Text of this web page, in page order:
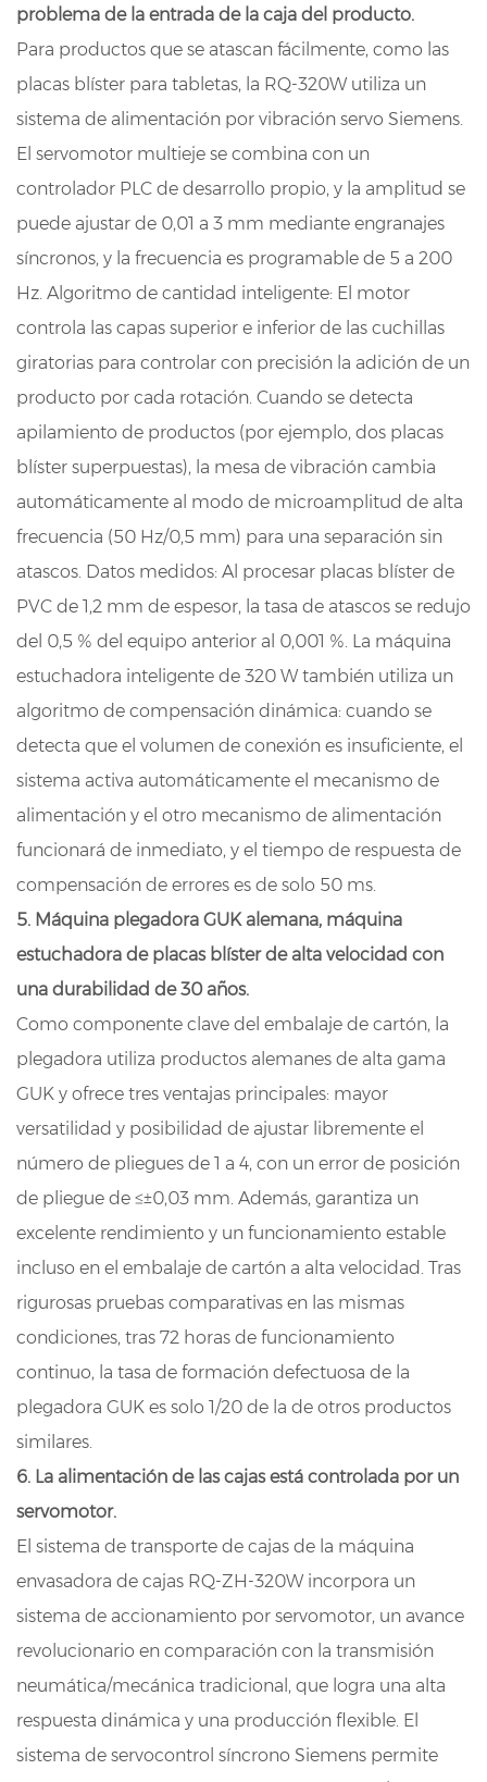
problema de la entrada de la caja del producto.
Para productos que se atascan fácilmente, como las
placas blíster para tabletas, la RQ-320W utiliza un
sistema de alimentación por vibración servo Siemens.
El servomotor multieje se combina con un
controlador PLC de desarrollo propio, y la amplitud se
puede ajustar de 0,01 a 3 mm mediante engranajes
síncronos, y la frecuencia es programable de 5 a 200
Hz. Algoritmo de cantidad inteligente: El motor
controla las capas superior e inferior de las cuchillas
giratorias para controlar con precisión la adición de un
producto por cada rotación. Cuando se detecta
apilamiento de productos (por ejemplo, dos placas
blíster superpuestas), la mesa de vibración cambia
automáticamente al modo de microamplitud de alta
frecuencia (50 Hz/0,5 mm) para una separación sin
atascos. Datos medidos: Al procesar placas blíster de
PVC de 1,2 mm de espesor, la tasa de atascos se redujo
del 0,5 % del equipo anterior al 0,001 %. La máquina
estuchadora inteligente de 320 W también utiliza un
algoritmo de compensación dinámica: cuando se
detecta que el volumen de conexión es insuficiente, el
sistema activa automáticamente el mecanismo de
alimentación y el otro mecanismo de alimentación
funcionará de inmediato, y el tiempo de respuesta de
compensación de errores es de solo 50 ms.
5. Máquina plegadora GUK alemana, máquina
estuchadora de placas blíster de alta velocidad con
una durabilidad de 30 años.
Como componente clave del embalaje de cartón, la
plegadora utiliza productos alemanes de alta gama
GUK y ofrece tres ventajas principales: mayor
versatilidad y posibilidad de ajustar libremente el
número de pliegues de 1 a 4, con un error de posición
de pliegue de ≤±0,03 mm. Además, garantiza un
excelente rendimiento y un funcionamiento estable
incluso en el embalaje de cartón a alta velocidad. Tras
rigurosas pruebas comparativas en las mismas
condiciones, tras 72 horas de funcionamiento
continuo, la tasa de formación defectuosa de la
plegadora GUK es solo 1/20 de la de otros productos
similares.
6. La alimentación de las cajas está controlada por un
servomotor.
El sistema de transporte de cajas de la máquina
envasadora de cajas RQ-ZH-320W incorpora un
sistema de accionamiento por servomotor, un avance
revolucionario en comparación con la transmisión
neumática/mecánica tradicional, que logra una alta
respuesta dinámica y una producción flexible. El
sistema de servocontrol síncrono Siemens permite